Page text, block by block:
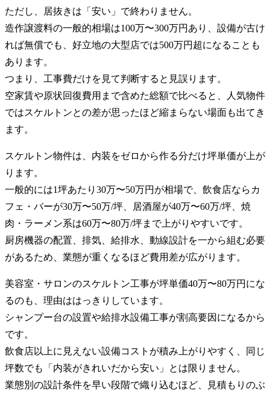
ただし、居抜きは「安い」で終わりません。
造作譲渡料の一般的相場は100万〜300万円あり、設備が古け
れば無償でも、好立地の大型店では500万円超になることも
あります。
つまり、工事費だけを見て判断すると見誤ります。
空家賃や原状回復費用まで含めた総額で比べると、人気物件
ではスケルトンとの差が思ったほど縮まらない場面も出てき
ます。
スケルトン物件は、内装をゼロから作る分だけ坪単価が上が
ります。
一般的には1坪あたり30万〜50万円が相場で、飲食店ならカ
フェ・バーが30万〜50万/坪、居酒屋が40万〜60万/坪、焼
肉・ラーメン系は60万〜80万/坪まで上がりやすいです。
厨房機器の配置、排気、給排水、動線設計を一から組む必要
があるため、業態が重くなるほど費用差が広がります。
美容室・サロンのスケルトン工事が坪単価40万〜80万円にな
るのも、理由ははっきりしています。
シャンプー台の設置や給排水設備工事が割高要因になるから
です。
飲食店以上に見えない設備コストが積み上がりやすく、同じ
坪数でも「内装がきれいだから安い」とは限りません。
業態別の設計条件を早い段階で織り込むほど、見積もりのぶ